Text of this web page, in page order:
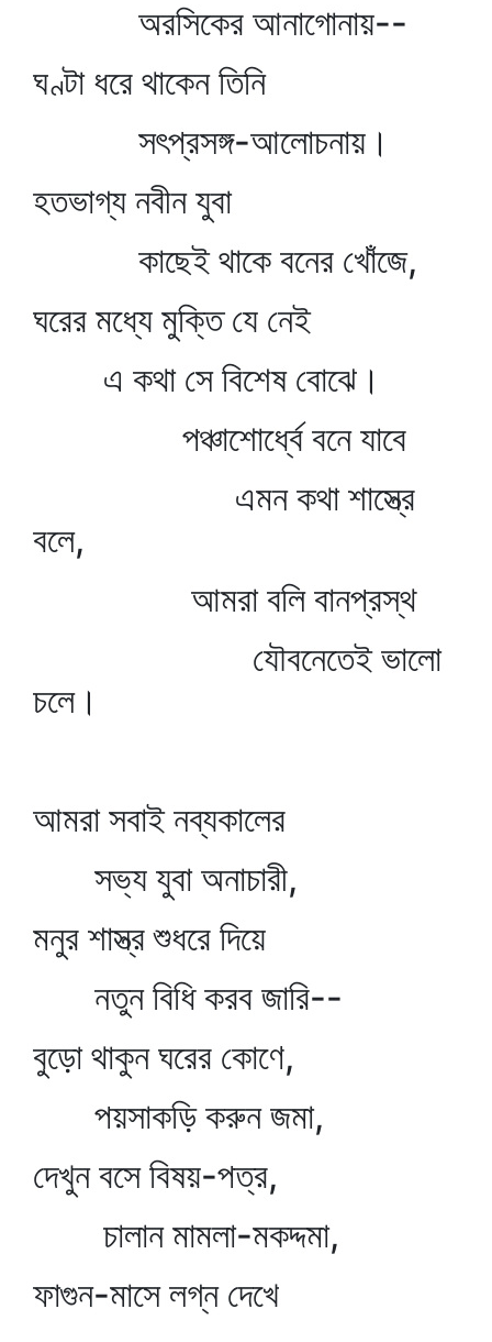
অরসিকের আনাগোনায়--
ঘণ্টা ধরে থাকেন তিনি
সৎপ্রসঙ্গ-আলোচনায়।
হতভাগ্য নবীন যুবা
কাছেই থাকে বনের খোঁজে,
ঘরের মধ্যে মুক্তি যে নেই
এ কথা সে বিশেষ বোঝে।
পঞ্চাশোর্ধ্বে বনে যাবে
এমন কথা শাস্ত্রে
বলে,
আমরা বলি বানপ্রস্থ
যৌবনেতেই ভালো
চলে।
আমরা সবাই নব্যকালের
সভ্য যুবা অনাচারী,
মনুর শাস্ত্র শুধরে দিয়ে
নতুন বিধি করব জারি--
বুড়ো থাকুন ঘরের কোণে,
পয়সাকড়ি করুন জমা,
দেখুন বসে বিষয়-পত্র,
চালান মামলা-মকদ্দমা,
ফাগুন-মাসে লগ্ন দেখে